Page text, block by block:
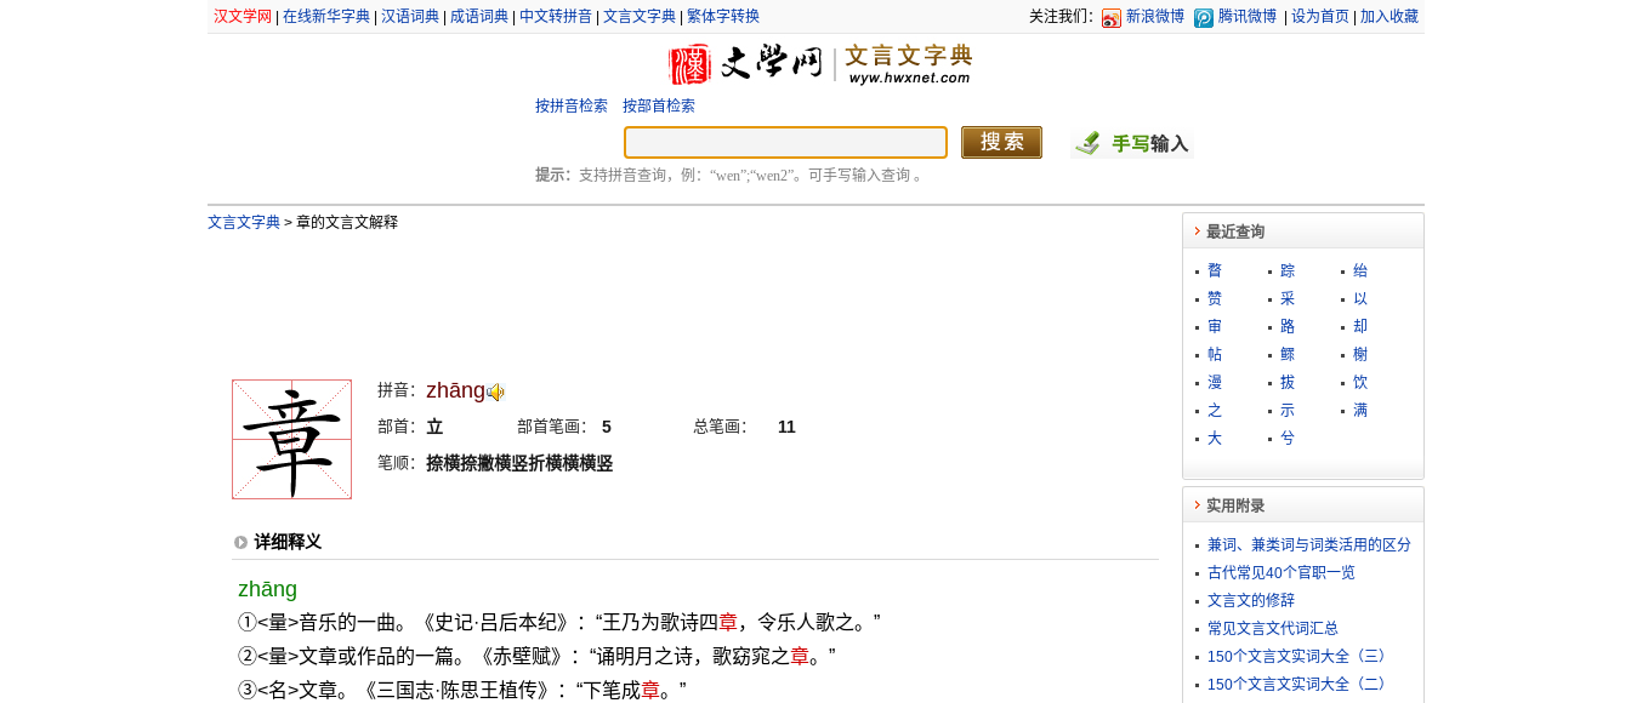
汉文学网 在线新华字典| 汉语词典| 成语词典| 中文转拼音| 文言文字典| 繁体字转换 关注我们： 新浪微博 腾讯微博 设为首页 加入收藏
按拼音检索 按部首检索
提示： 支持拼音查询，例：“wen”;“wen2”。可手写输入查询 。
文言文字典 >章的文言文解释
拼音： zhāng
部首： 立 部首笔画： 5 总笔画： 11
笔顺： 捺横捺撇横竖折横横横竖
详细释义
zhāng
①<量>音乐的一曲。《史记·吕后本纪》：“王乃为歌诗四章，令乐人歌之。”
②<量>文章或作品的一篇。《赤壁赋》：“诵明月之诗，歌窈窕之章。”
③<名>文章。《三国志·陈思王植传》：“下笔成章。”
最近查询
瞀 踪
绐
赞
采
以
审
路
却
帖
鳏
榭
漫
拔
饮
之
示
满
大
兮
实用附录
兼词、兼类词与词类活用的区分
古代常见40个官职一览
文言文的修辞
常见文言文代词汇总
150个文言文实词大全（三）
150个文言文实词大全（二）